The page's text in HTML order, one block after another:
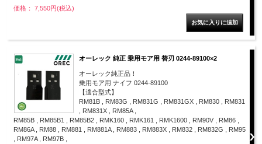
価格： 7,550円(税込)
オーレック 純正 乗用モア用 替刃 0244-89100×2
オーレック純正品！
乗用モア用 ナイフ 0244-89100
【適合型式】
RM81B , RM83G , RM831G , RM831GX , RM830 , RM831
, RM831X , RM85A ,
RM85B , RM85B1 , RM85B2 , RMK160 , RMK161 , RMK1600 , RM90V , RM86 ,
RM86A , RM88 , RM881 , RM881A , RM883 , RM883X , RM832 , RM832G , RM95
, RM97A , RM97B ,